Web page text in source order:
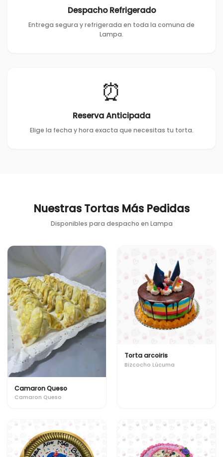
Despacho Refrigerado
Entrega segura y refrigerada en toda la comuna de
Lampa.
⏰
Reserva Anticipada
Elige la fecha y hora exacta que necesitas tu torta.
Nuestras Tortas Más Pedidas
Disponibles para despacho en Lampa
Camaron Queso
Camaron Queso
Torta arcoiris
Bizcocho Lúcuma